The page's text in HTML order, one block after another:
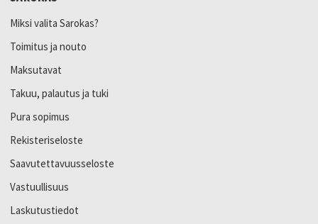
Miksi valita Sarokas?
Toimitus ja nouto
Maksutavat
Takuu, palautus ja tuki
Pura sopimus
Rekisteriseloste
Saavutettavuusseloste
Vastuullisuus
Laskutustiedot